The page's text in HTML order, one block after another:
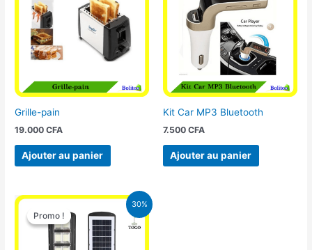
Grille-pain
19.000CFA
Ajouter au panier
Kit Car MP3 Bluetooth
7.500 CFA
Ajouter au panier
30%
Promo !
Promo !
Le
prix
initial
était :
50.000 CFA.
Le
prix
actuel
est :
35.000 CFA.